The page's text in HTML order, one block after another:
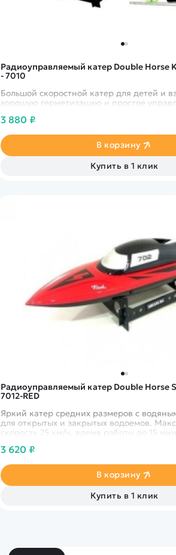
Радиоуправляемый катер Double Horse
- 7010
Большой скоростной катер для детей и
хорошую герметизацию и простое
3 880 ₽
В корзину
Купить в 1 клик
Радиоуправляемый катер Double Horse
7012-RED
Яркий катер средних размеров с
для открытых и закрытых водоемов.
скорость 25 км/ч, время работы до 15
3 620 ₽
В корзину
Купить в 1 клик